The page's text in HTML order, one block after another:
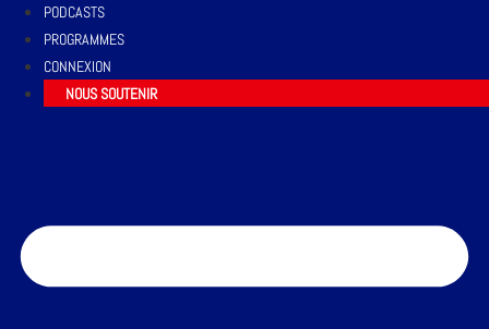
PODCASTS
PROGRAMMES
CONNEXION
NOUS SOUTENIR